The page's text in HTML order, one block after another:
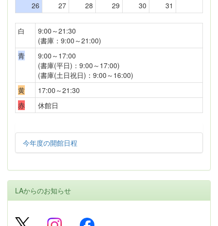
26
27 28 29 30 31
白
9:00～21:30
(書庫：9:00～21:00)
青
9:00～17:00
(書庫(平日)：9:00～17:00)
(書庫(土日祝日)：9:00～16:00)
黄
17:00～21:30
赤
休館日
今年度の開館日程
LAからのお知らせ